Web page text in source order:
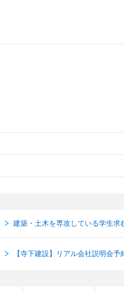
建築・土木を専攻している学生求
【寺下建設】リアル会社説明会予